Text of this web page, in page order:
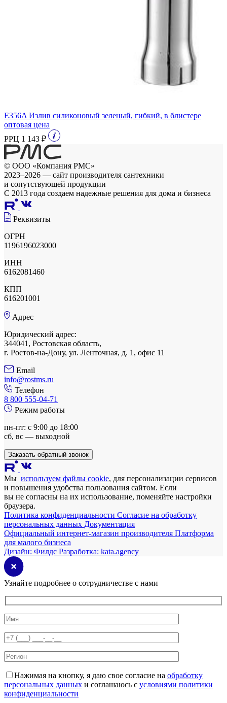
E356A Излив силиконовый зеленый, гибкий, в блистере
оптовая цена
РРЦ 1 143 ₽
© ООО «Компания РМС»
2023–2026 — сайт производителя сантехники
и сопутствующей продукции
С 2013 года создаем надежные решения для дома и бизнеса
Реквизиты
ОГРН
1196196023000
ИНН
6162081460
КПП
616201001
Адрес
Юридический адрес:
344041, Ростовская область,
г. Ростов-на-Дону, ул. Ленточная, д. 1, офис 11
Email
info@rostms.ru
Телефон
8 800 555-04-71
Режим работы
пн-пт: с 9:00 до 18:00
сб, вс — выходной
Заказать обратный звонок
Мы используем файлы cookie, для персонализации сервисов
и повышения удобства пользования сайтом. Если
вы не согласны на их использование, поменяйте настройки
браузера.
Политика конфиденциальности Согласие на обработку
персональных данных Документация
Официальный интернет-магазин производителя Платформа
для малого бизнеса
Дизайн: Филдс Разработка: kata.agency
Узнайте подробнее о сотрудничестве с нами
Нажимая на кнопку, я даю свое согласие на обработку
персональных данных и соглашаюсь с условиями политики
конфиденциальности